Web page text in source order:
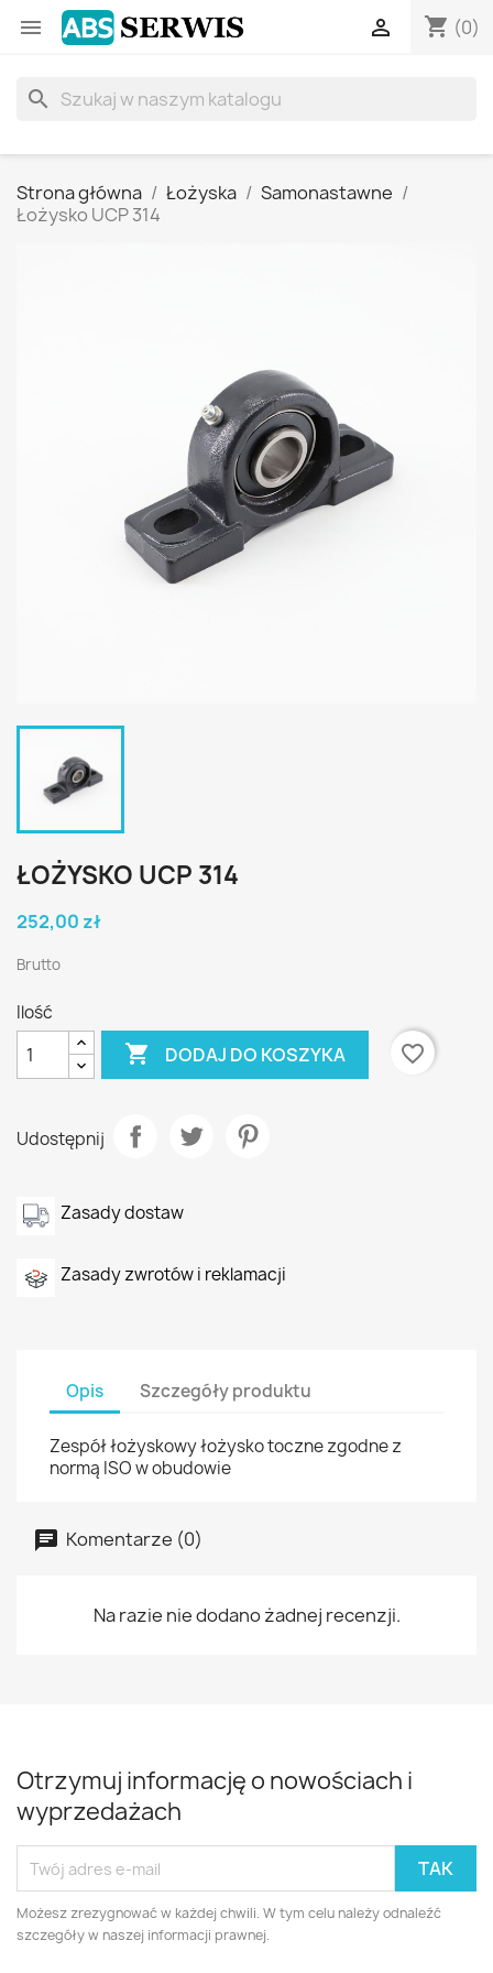
 shopping_cart (0)

search
Strona główna Łożyska
Samonastawne
Łożysko UCP 314
ŁOŻYSKO UCP 314
252,00 zł
Brutto
Ilość
 DODAJ DO KOSZYKA favorite_border
Udostępnij
Zasady dostaw
Zasady zwrotów i reklamacji
Opis Szczegóły produktu
Zespół łożyskowy łożysko toczne zgodne z
normą ISO w obudowie
Komentarze (0)
Na razie nie dodano żadnej recenzji.
Otrzymuj informację o nowościach i
wyprzedażach
Możesz zrezygnować w każdej chwili. W tym celu należy odnaleźć
szczegóły w naszej informacji prawnej.